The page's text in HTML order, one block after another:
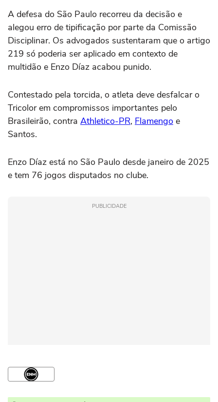
A defesa do São Paulo recorreu da decisão e
alegou erro de tipificação por parte da Comissão
Disciplinar. Os advogados sustentaram que o artigo
219 só poderia ser aplicado em contexto de
multidão e Enzo Díaz acabou punido.
Contestado pela torcida, o atleta deve desfalcar o
Tricolor em compromissos importantes pelo
Brasileirão, contra Athletico-PR, Flamengo e
Santos.
Enzo Díaz está no São Paulo desde janeiro de 2025
e tem 76 jogos disputados no clube.
PUBLICIDADE